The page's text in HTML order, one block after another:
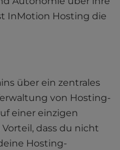
InMotion Hosting die
über ein zentrales
von Hosting-
einer einzigen
dass du nicht
Hosting-